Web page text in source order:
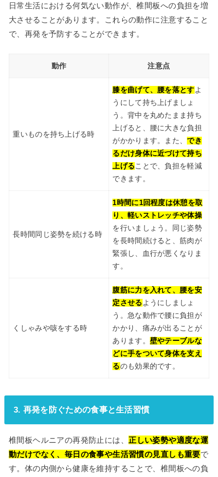
日常生活における何気ない動作が、椎間板への負担を増
大させることがあります。これらの動作に注意すること
で、再発を予防することができます。
動作 注意点
重いものを持ち上げる時
膝を曲げて、腰を落とすよ
うにして持ち上げましょ
う。背中を丸めたまま持ち
上げると、腰に大きな負担
がかかります。また、でき
るだけ身体に近づけて持ち
上げることで、負担を軽減
できます。
長時間同じ姿勢を続ける時
1時間に1回程度は休憩を取
り、軽いストレッチや体操
を行いましょう。同じ姿勢
を長時間続けると、筋肉が
緊張し、血行が悪くなりま
す。
くしゃみや咳をする時
腹筋に力を入れて、腰を安
定させる ようにしましょ
う。急な動作で腰に負担が
かかり、痛みが出ることが
あります。 壁やテーブルな
どに手をついて身体を支え
るのも効果的です。
3. 再発を防ぐための食事と生活習慣
椎間板ヘルニアの再発防止には、 正しい姿勢や適度な運
動だけでなく、毎日の食事や生活習慣の見直しも重要で
す。体の内側から健康を維持することで、椎間板への負